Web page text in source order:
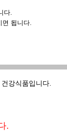
다.
됩니다.
강식품입니다.
.